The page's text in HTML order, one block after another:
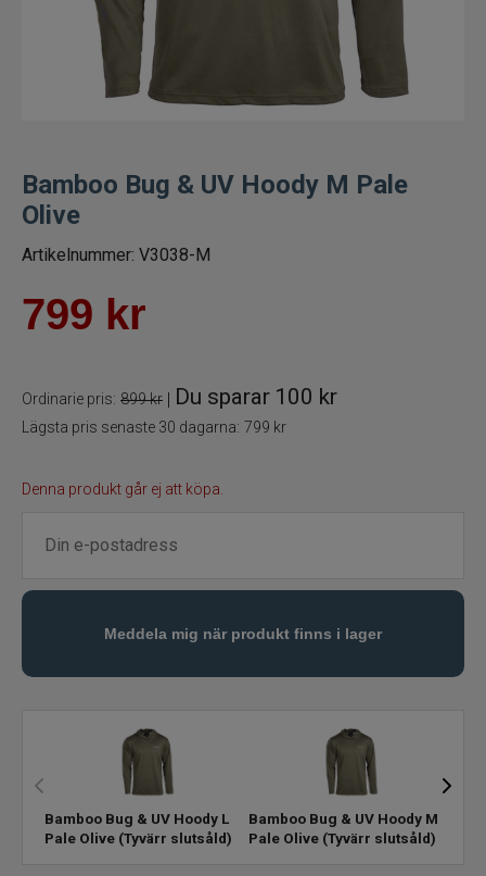
Flugbindning
Flugfiske
Flugfiskeset
Flugfiskerullar
Flugfiskelinor
Flugfisketillbehör
Vadare och vadarbyxor
Bamboo Bug & UV Hoody M Pale
Olive
Artikelnummer: V3038-M
799 kr
Ordinarie pris: 899 kr | Du sparar 100 kr
Lägsta pris senaste 30 dagarna: 799 kr
Denna produkt går ej att köpa.
Bamboo Bug & UV Hoody L
Pale Olive (Tyvärr slutsåld)
Bamboo Bug & UV Hoody M
Pale Olive (Tyvärr slutsåld)